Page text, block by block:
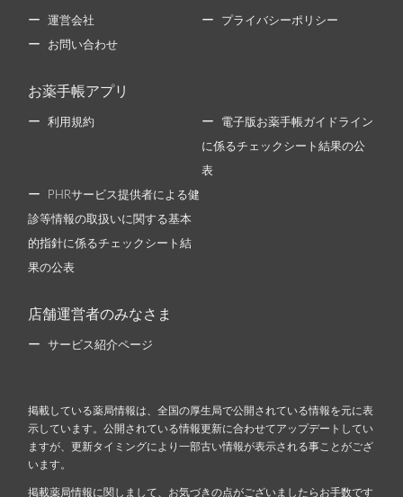
運営会社 プライバシーポリシー
お問い合わせ
お薬手帳アプリ
利用規約 電子版お薬手帳ガイドライン
に係るチェックシート結果の公
表
PHRサービス提供者による健
診等情報の取扱いに関する基本
的指針に係るチェックシート結
果の公表
店舗運営者のみなさま
サービス紹介ページ
掲載している薬局情報は、全国の厚生局で公開されている情報を元に表
示しています。公開されている情報更新に合わせてアップデートしてい
ますが、更新タイミングにより一部古い情報が表示される事ことがござ
います。
掲載薬局情報に関しまして、お気づきの点がございましたらお手数です